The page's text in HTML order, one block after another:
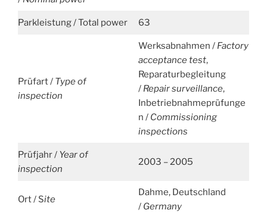
Parkleistung / Total power 63
Prüfart / Type of
inspection
Werksabnahmen / Factory
acceptance test,
Reparaturbegleitung
/ Repair surveillance,
Inbetriebnahmeprüfunge
n / Commissioning
inspections
Prüfjahr / Year of
inspection
2003 – 2005
Ort / Site
Dahme, Deutschland
/Germany